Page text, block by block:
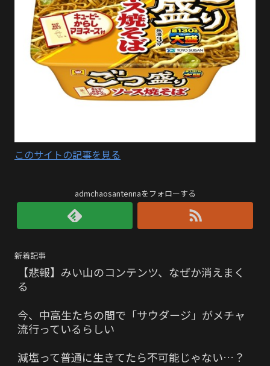
このサイトの記事を見る
admchaosantennaをフォローする
新着記事
【悲報】みい山のコンテンツ、なぜか消えまく
る
今、中高生たちの間で「サウダージ」がメチャ
流行っているらしい
減塩って普通に生きてたら不可能じゃない…？